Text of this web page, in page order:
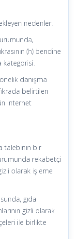
nedenler.
(h) bendine
kategorisi.
danışma
belirtilen
internet
talebinin bir
rekabetçi
olarak işleme
gıda
gizli olarak
ile birlikte